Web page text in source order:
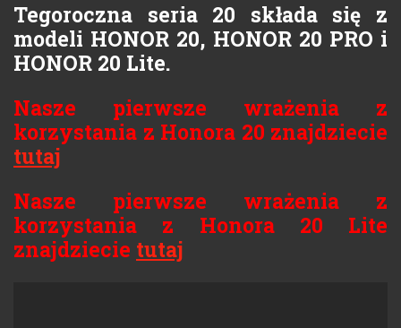
Tegoroczna seria 20 składa się z
modeli HONOR 20, HONOR 20 PRO i
HONOR 20 Lite.
Nasze pierwsze wrażenia z
korzystania z Honora 20 znajdziecie
tutaj
Nasze pierwsze wrażenia z
korzystania z Honora 20 Lite
znajdziecie tutaj